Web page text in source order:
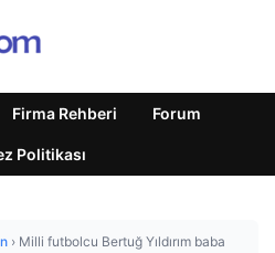
Firma Rehberi Forum
Politikası
› Milli futbolcu Bertuğ Yıldırım baba